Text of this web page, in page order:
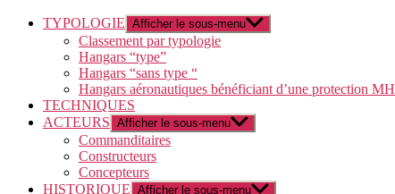
TYPOLOGIE Afficher le sous-menu
Classement par typologie
Hangars “type”
Hangars “sans type “
Hangars aéronautiques bénéficiant d’une protection MH
TECHNIQUES
ACTEURS Afficher le sous-menu
Commanditaires
Constructeurs
Concepteurs
HISTORIQUE Afficher le sous-menu